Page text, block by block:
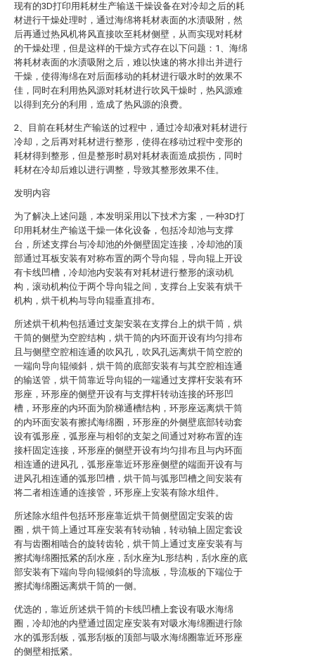
现有的3D打印用耗材生产输送干燥设备在对冷却之后的耗
材进行干燥处理时，通过海绵将耗材表面的水渍吸附，然
后再通过热风机将风直接吹至耗材侧壁，从而实现对耗材
的干燥处理，但是这样的干燥方式存在以下问题：1、海绵
将耗材表面的水渍吸附之后，难以快速的将水排出并进行
干燥，使得海绵在对后面移动的耗材进行吸水时的效果不
佳，同时在利用热风源对耗材进行吹风干燥时，热风源难
以得到充分的利用，造成了热风源的浪费。
2、目前在耗材生产输送的过程中，通过冷却液对耗材进行
冷却，之后再对耗材进行整形，使得在移动过程中变形的
耗材得到整形，但是整形时易对耗材表面造成损伤，同时
耗材在冷却后难以进行调整，导致其整形效果不佳。
发明内容
为了解决上述问题，本发明采用以下技术方案，一种3D打
印用耗材生产输送干燥一体化设备，包括冷却池与支撑
台，所述支撑台与冷却池的外侧壁固定连接，冷却池的顶
部通过耳板安装有对称布置的两个导向辊，导向辊上开设
有卡线凹槽，冷却池内安装有对耗材进行整形的滚动机
构，滚动机构位于两个导向辊之间，支撑台上安装有烘干
机构，烘干机构与导向辊垂直排布。
所述烘干机构包括通过支架安装在支撑台上的烘干筒，烘
干筒的侧壁为空腔结构，烘干筒的内环面开设有均匀排布
且与侧壁空腔相连通的吹风孔，吹风孔远离烘干筒空腔的
一端向导向辊倾斜，烘干筒的底部安装有与其空腔相连通
的输送管，烘干筒靠近导向辊的一端通过支撑杆安装有环
形座，环形座的侧壁开设有与支撑杆转动连接的环形凹
槽，环形座的内环面为阶梯通槽结构，环形座远离烘干筒
的内环面安装有擦拭海绵圈，环形座的外侧壁底部转动套
设有弧形座，弧形座与相邻的支架之间通过对称布置的连
接杆固定连接，环形座的侧壁开设有均匀排布且与内环面
相连通的进风孔，弧形座靠近环形座侧壁的端面开设有与
进风孔相连通的弧形凹槽，烘干筒与弧形凹槽之间安装有
将二者相连通的连接管，环形座上安装有除水组件。
所述除水组件包括环形座靠近烘干筒侧壁固定安装的齿
圈，烘干筒上通过耳座安装有转动轴，转动轴上固定套设
有与齿圈相啮合的旋转齿轮，烘干筒上通过支座安装有与
擦拭海绵圈抵紧的刮水座，刮水座为L形结构，刮水座的底
部安装有下端向导向辊倾斜的导流板，导流板的下端位于
擦拭海绵圈远离烘干筒的一侧。
优选的，靠近所述烘干筒的卡线凹槽上套设有吸水海绵
圈，冷却池的内壁通过固定座安装有对吸水海绵圈进行除
水的弧形刮板，弧形刮板的顶部与吸水海绵圈靠近环形座
的侧壁相抵紧。